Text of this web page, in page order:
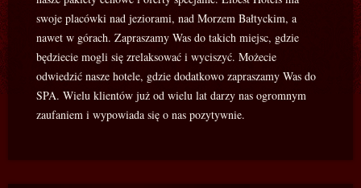
swoje placówki nad jeziorami, nad Morzem Bałtyckim, a
nawet w górach. Zapraszamy Was do takich miejsc, gdzie
będziecie mogli się zrelaksować i wyciszyć. Możecie
odwiedzić nasze hotele, gdzie dodatkowo zapraszamy Was do
SPA. Wielu klientów już od wielu lat darzy nas ogromnym
zaufaniem i wypowiada się o nas pozytywnie.